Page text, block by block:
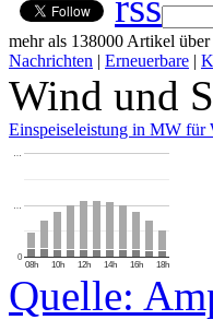
mehr als 138000 Artikel
Nachrichten | Erneuerbare |
Wind und
Einspeiseleistung in MW für
08h 10h 12h 14h 16h 18h
0
…
…
Quelle: